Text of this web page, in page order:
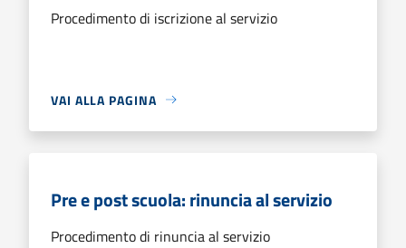
Procedimento di iscrizione al servizio
VAI ALLA PAGINA
Pre e post scuola: rinuncia al servizio
Procedimento di rinuncia al servizio